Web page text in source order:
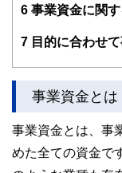
6 事業資金に関
7 目的に合わせ
事業資金とは
事業資金とは、事
めた全ての資金で